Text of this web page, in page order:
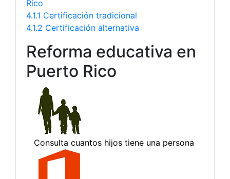
Rico
4.1.1 Certificación tradicional
4.1.2 Certificación alternativa
Reforma educativa en
Puerto Rico